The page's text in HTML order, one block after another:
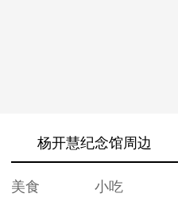
杨开慧纪念馆周边
美食 小吃